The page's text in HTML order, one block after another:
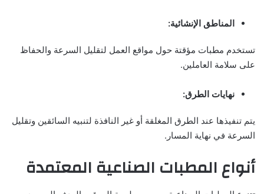
المناطق الإنشائية:
تستخدم مطبات مؤقتة حول مواقع العمل لتقليل السرعة والحفاظ
على سلامة العاملين.
نهايات الطرق:
يتم تنفيذها عند الطرق المغلقة أو غير النافذة لتنبيه السائقين وتقليل
السرعة في نهاية المسار.
أنواع المطبات الصناعية المعتمدة